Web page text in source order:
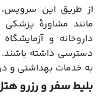
از طریق این سرویس،
مانند مشاورۀ پزشکی
داروخانه و
دسترسی داشته
به خدمات بهداشتی و
بلیط سفر و رزرو